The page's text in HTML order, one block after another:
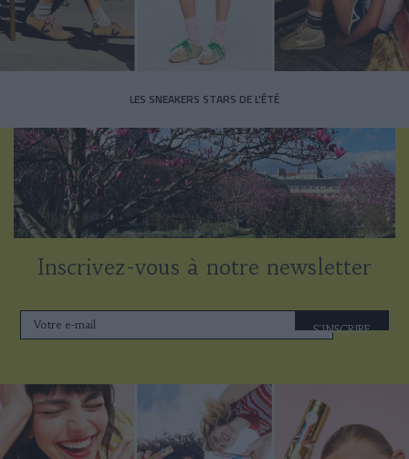
LES SNEAKERS STARS DE L’ÉTÉ
Inscrivez-vous à notre newsletter
S'INSCRIRE